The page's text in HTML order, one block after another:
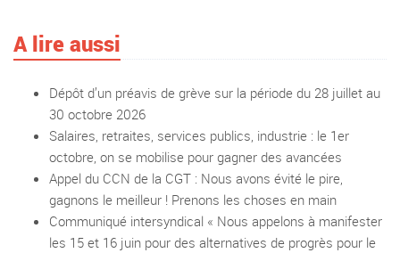
A lire aussi
Dépôt d’un préavis de grève sur la période du 28 juillet au
30 octobre 2026
Salaires, retraites, services publics, industrie : le 1er
octobre, on se mobilise pour gagner des avancées
Appel du CCN de la CGT : Nous avons évité le pire,
gagnons le meilleur ! Prenons les choses en main
Communiqué intersyndical « Nous appelons à manifester
les 15 et 16 juin pour des alternatives de progrès pour le